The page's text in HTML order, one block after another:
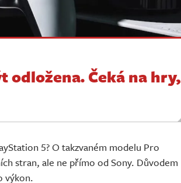
odložena. Čeká na hry,
5? O takzvaném modelu Pro
stran, ale ne přímo od Sony. Důvodem
výkon.